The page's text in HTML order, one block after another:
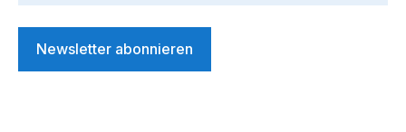
Newsletter abonnieren